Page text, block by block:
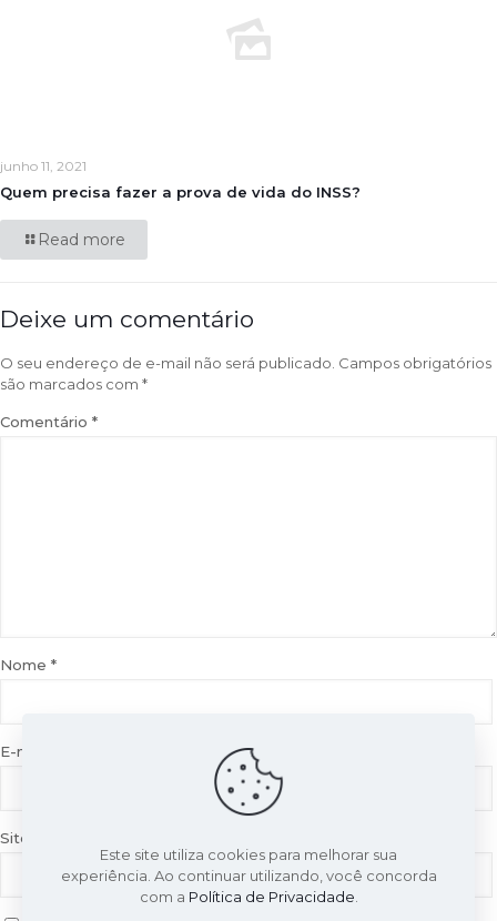
junho 11, 2021
Quem precisa fazer a prova de vida do INSS?
Read more
Deixe um comentário
O seu endereço de e-mail não será publicado. Campos obrigatórios
são marcados com *
Comentário *
Nome *
E-mail
Site
Este site utiliza cookies para melhorar sua
experiência. Ao continuar utilizando, você concorda
com a Política de Privacidade